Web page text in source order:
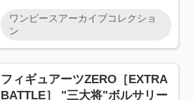
ワンピースアーカイブコレクショ
ン
フィギュアーツZERO［EXTRA
BATTLE］ "三大将"ボルサリー